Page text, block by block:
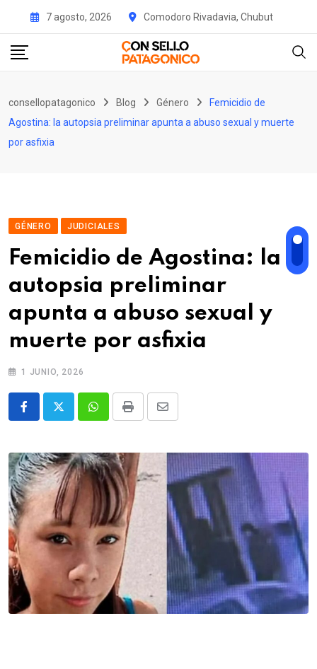
content
7 agosto, 2026 Comodoro Rivadavia, Chubut
consellopatagonico Blog Género
Femicidio de
Agostina: la autopsia preliminar apunta a abuso sexual y muerte
por asfixia
GÉNERO JUDICIALES
Femicidio de Agostina: la
autopsia preliminar
apunta a abuso sexual y
muerte por asfixia
1 JUNIO, 2026
WhatsappPrint
Share
Email